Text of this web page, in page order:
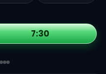
7:30